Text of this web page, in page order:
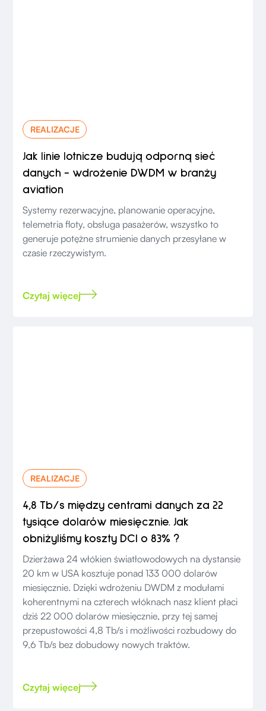
REALIZACJE
Jak linie lotnicze budują odporną sieć
danych - wdrożenie DWDM w branży
aviation
Systemy rezerwacyjne, planowanie operacyjne,
telemetria floty, obsługa pasażerów, wszystko to
generuje potężne strumienie danych przesyłane w
czasie rzeczywistym.
Czytaj więcej
REALIZACJE
4,8 Tb/s między centrami danych za 22
tysiące dolarów miesięcznie. Jak
obniżyliśmy koszty DCI o 83% ?
Dzierżawa 24 włókien światłowodowych na dystansie
20 km w USA kosztuje ponad 133 000 dolarów
miesięcznie. Dzięki wdrożeniu DWDM z modułami
koherentnymi na czterech włóknach nasz klient płaci
dziś 22 000 dolarów miesięcznie, przy tej samej
przepustowości 4,8 Tb/s i możliwości rozbudowy do
9,6 Tb/s bez dobudowy nowych traktów.
Czytaj więcej